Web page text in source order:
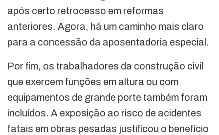
após certo retrocesso em reformas
anteriores. Agora, há um caminho mais claro
para a concessão da aposentadoria especial.
Por fim, os trabalhadores da construção civil
que exercem funções em altura ou com
equipamentos de grande porte também foram
incluídos. A exposição ao risco de acidentes
fatais em obras pesadas justificou o benefício